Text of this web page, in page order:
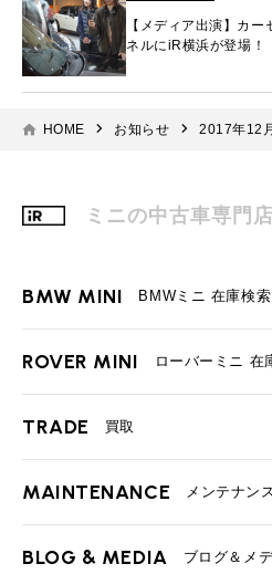
【メディア出演】カー
ネルにiR横浜が登場！
HOME お知らせ 2017年12
ミニの中古車専門
BMW MINI BMWミニ 在庫検索
ROVER MINI ローバーミニ 在
TRADE 買取
TOP
MAINTENANCE メンテナンス
TOP
BLOG & MEDIA ブログ＆メ